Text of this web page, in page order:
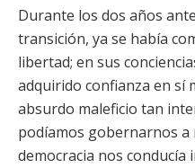
Durante los dos años
transición, ya se había
libertad; en sus
adquirido confianza en sí
absurdo maleficio tan
podíamos gobernarnos a
democracia nos conducía